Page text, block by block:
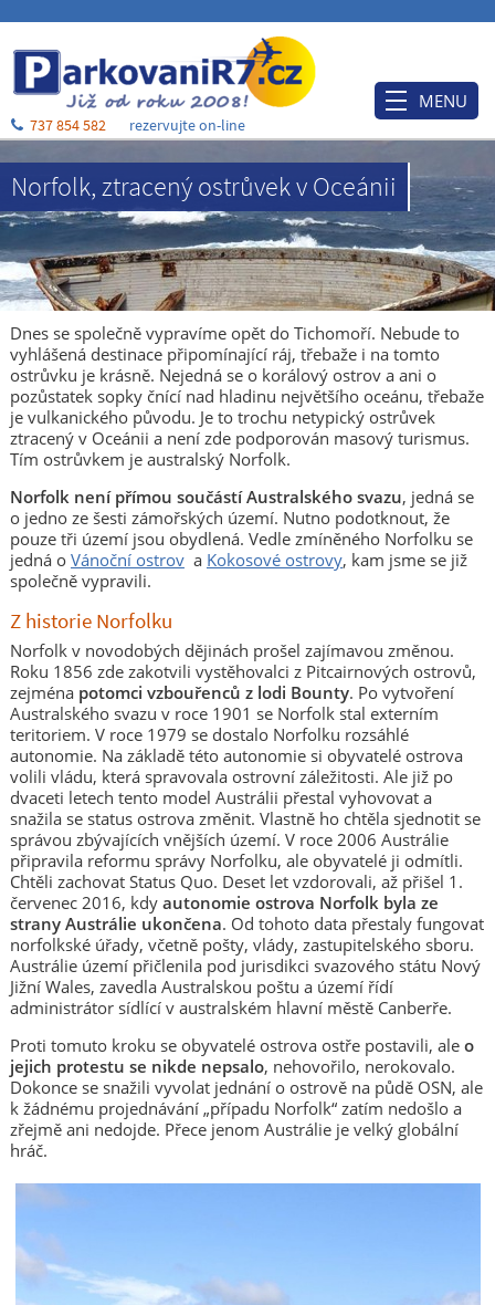
Norfolk, ztracený ostrůvek v Oceánii
Dnes se společně vypravíme opět do Tichomoří. Nebude to
vyhlášená destinace připomínající ráj, třebaže i na tomto
ostrůvku je krásně. Nejedná se o korálový ostrov a ani o
pozůstatek sopky čnící nad hladinu největšího oceánu, třebaže
je vulkanického původu. Je to trochu netypický ostrůvek
ztracený v Oceánii a není zde podporován masový turismus.
Tím ostrůvkem je australský Norfolk.
Norfolk není přímou součástí Australského svazu, jedná se
o jedno ze šesti zámořských území. Nutno podotknout, že
pouze tři území jsou obydlená. Vedle zmíněného Norfolku se
jedná o Vánoční ostrova Kokosové ostrovy, kam jsme se již
společně vypravili.
Z historie Norfolku
Norfolk v novodobých dějinách prošel zajímavou změnou.
Roku 1856 zde zakotvili vystěhovalci z Pitcairnových ostrovů,
zejména potomci vzbouřenců z lodi Bounty. Po vytvoření
Australského svazu v roce 1901 se Norfolk stal externím
teritoriem. V roce 1979 se dostalo Norfolku rozsáhlé
autonomie. Na základě této autonomie si obyvatelé ostrova
volili vládu, která spravovala ostrovní záležitosti. Ale již po
dvaceti letech tento model Austrálii přestal vyhovovat a
snažila se status ostrova změnit. Vlastně ho chtěla sjednotit se
správou zbývajících vnějších území. V roce 2006 Austrálie
připravila reformu správy Norfolku, ale obyvatelé ji odmítli.
Chtěli zachovat Status Quo. Deset let vzdorovali, až přišel 1.
červenec 2016, kdy autonomie ostrova Norfolk byla ze
strany Austrálie ukončena. Od tohoto data přestaly fungovat
norfolkské úřady, včetně pošty, vlády, zastupitelského sboru.
Austrálie území přičlenila pod jurisdikci svazového státu Nový
Jižní Wales, zavedla Australskou poštu a území řídí
administrátor sídlící v australském hlavní městě Canberře.
Proti tomuto kroku se obyvatelé ostrova ostře postavili, ale o
jejich protestu se nikde nepsalo, nehovořilo, nerokovalo.
Dokonce se snažili vyvolat jednání o ostrově na půdě OSN, ale
k žádnému projednávání „případu Norfolk“ zatím nedošlo a
zřejmě ani nedojde. Přece jenom Austrálie je velký globální
hráč.
737 854 582 rezervujte on-line
MENU
Úvod
Ceník
Rezervace
Po příjezdu
Ubytování
O nás
Blog
Kontakt a mapa